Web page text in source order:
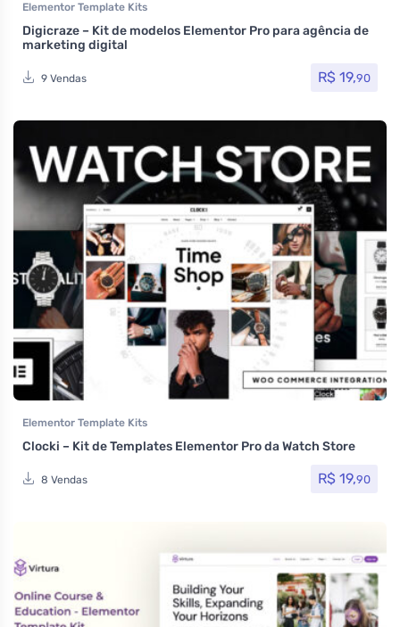
Elementor Template Kits
Digicraze – Kit de modelos Elementor Pro para agência de
marketing digital
9 Vendas R$ 19,90
Elementor Template Kits
Clocki – Kit de Templates Elementor Pro da Watch Store
8 Vendas R$ 19,90